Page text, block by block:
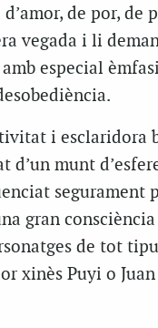
de por,
vegada i li
especial
i esclaridora
d’un munt
segurament
gran
de tot
xinès Puyi o